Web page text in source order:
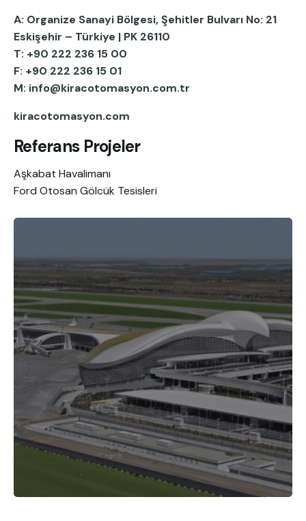
A: Organize Sanayi Bölgesi, Şehitler Bulvarı No: 21
Eskişehir – Türkiye ‎| PK 26110
T: +90 222 236 15 00
F: +90 222 236 15 01
M: info@kiracotomasyon.com.tr
kiracotomasyon.com
Referans Projeler
Aşkabat Havalimanı
Ford Otosan Gölcük Tesisleri